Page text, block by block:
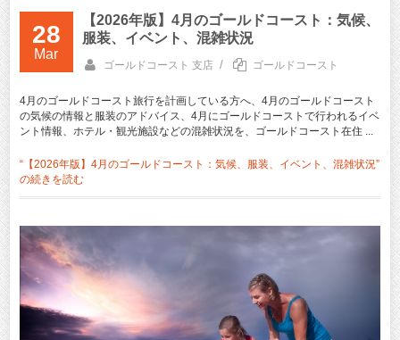
28
Mar
【2026年版】4月のゴールドコースト：気候、
服装、イベント、混雑状況
ゴールドコースト 支店 / ゴールドコースト
4月のゴールドコースト旅行を計画している方へ、4月のゴールドコースト
の気候の情報と服装のアドバイス、4月にゴールドコーストで行われるイベ
ント情報、ホテル・観光施設などの混雑状況を、ゴールドコースト在住 ...
“【2026年版】4月のゴールドコースト：気候、服装、イベント、混雑状況”
の続きを読む